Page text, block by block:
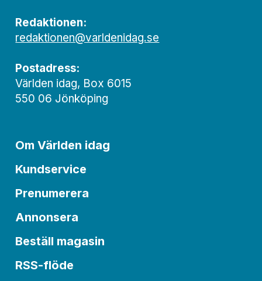
Redaktionen:
redaktionen@varldenidag.se
Postadress:
Världen idag, Box 6015
550 06 Jönköping
Om Världen idag
Kundservice
Prenumerera
Annonsera
Beställ magasin
RSS-flöde